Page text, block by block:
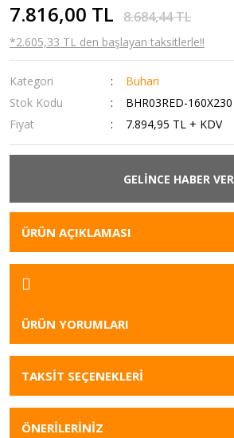
7.816,00 TL 8.684,44 TL
*2.605,33 TL den başlayan taksitlerle!!
Kategori
Buhari
Stok Kodu
BHR03RED-160X230
Fiyat
7.894,95 TL + KDV
GELİNCE HABER VER
ÜRÜN AÇIKLAMASI
ÜRÜN YORUMLARI
TAKSİT SEÇENEKLERİ
ÖNERİLERİNİZ